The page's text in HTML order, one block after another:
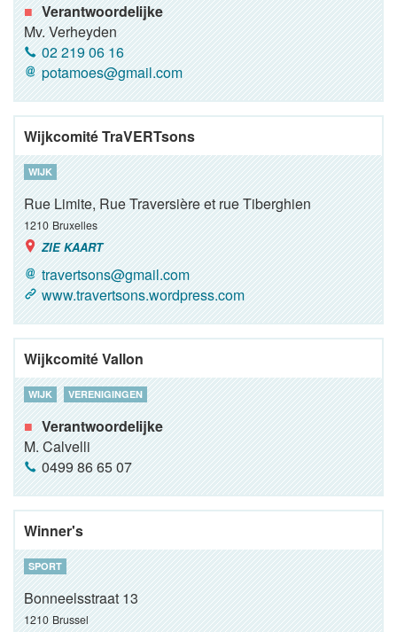
Verantwoordelijke
Mv. Verheyden
02 219 06 16
potamoes@gmail.com
Wijkcomité TraVERTsons
WIJK
Rue Limite, Rue Traversière et rue Tiberghien
1210 Bruxelles
ZIE KAART
travertsons@gmail.com
www.travertsons.wordpress.com
Wijkcomité Vallon
WIJK VERENIGINGEN
Verantwoordelijke
M. Calvelli
0499 86 65 07
Winner's
SPORT
Bonneelsstraat 13
1210 Brussel